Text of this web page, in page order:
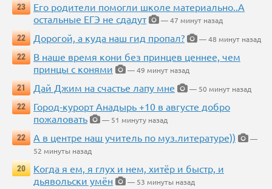
23
Его родители помогли школе материально..А
остальные ЕГЭ не сдадут
— 47 минут назад
22
Дорогой, а куда наш гид пропал?
— 48 минут назад
22
В наше время кони без принцев ценнее, чем
принцы с конями
— 49 минут назад
21
Дай Джим на счастье лапу мне
— 50 минут назад
22
Город-курорт Анадырь +10 в августе добро
пожаловать
— 51 минуту назад
22
А в центре наш учитель по муз.литературе))
—
52 минуты назад
20
Когда я ем, я глух и нем, хитёр и быстр, и
дьявольски умён
— 53 минуты назад